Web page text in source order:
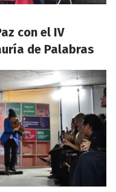
con el IV
de Palabras